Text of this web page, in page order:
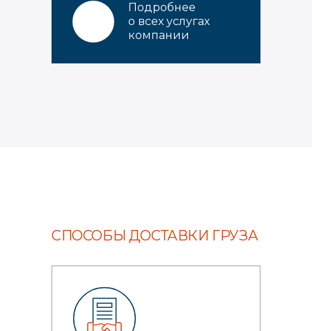
Подробнее
о всех услугах
компании
СПОСОБЫ ДОСТАВКИ ГРУЗА